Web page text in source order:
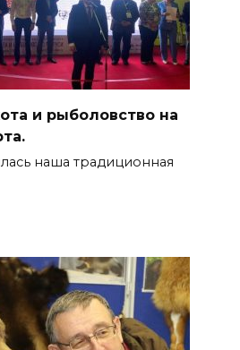
и рыболовство на
наша традиционная